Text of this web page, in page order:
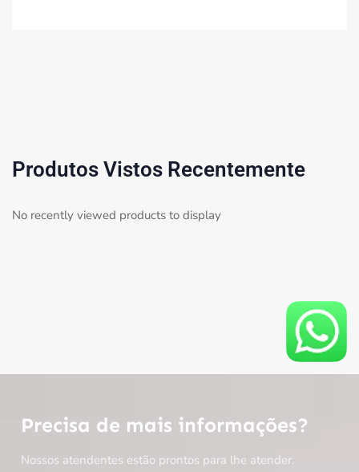
Produtos Vistos Recentemente
No recently viewed products to display
Precisa de mais informações?
Nossos atendentes estão prontos para lhe atender.